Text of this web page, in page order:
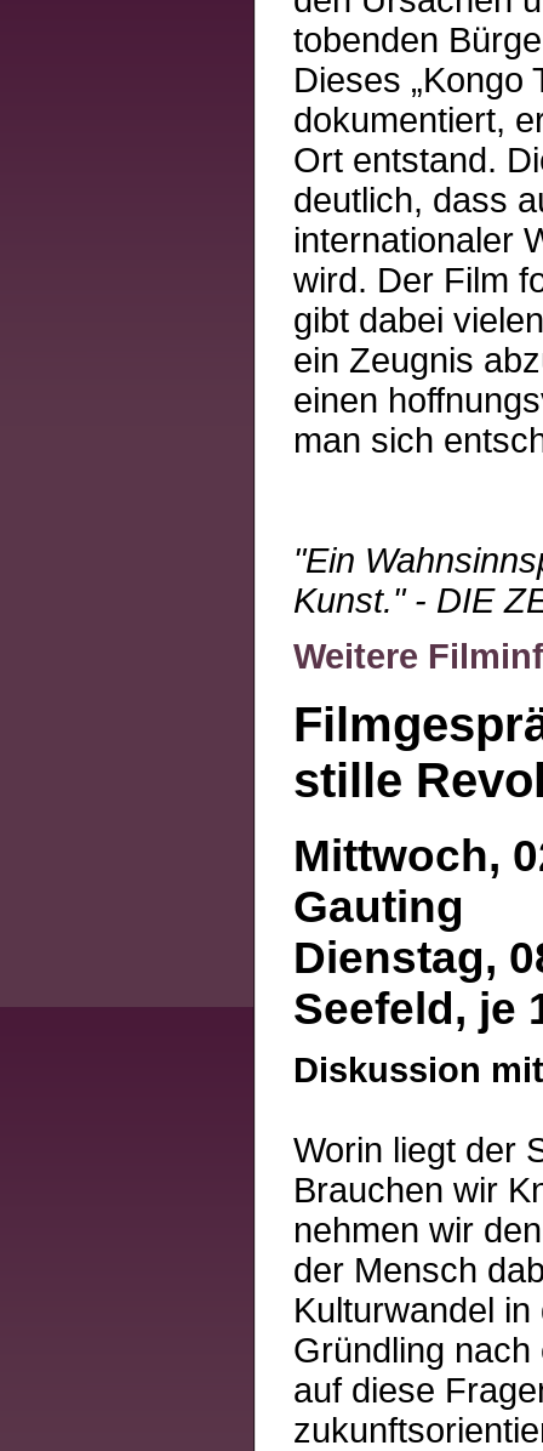
tobenden
Dieses „Kongo
dokumentiert,
Ort entstand.
deutlich, dass
internationaler
wird. Der Film
gibt dabei
ein Zeugnis
einen
man sich
"Ein
Kunst." - DIE
Weitere
stille
Mittwoch,
Gauting
Dienstag,
Seefeld, je
Diskussion
Worin liegt der
Brauchen wir
nehmen wir
der Mensch
Kulturwandel
Gründling
auf diese